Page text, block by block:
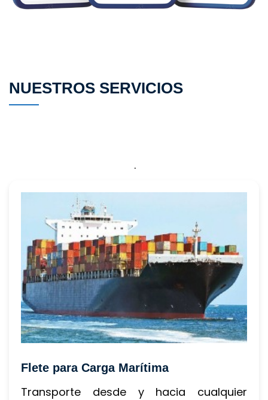
NUESTROS SERVICIOS
.
Flete para Carga Marítima
Transporte desde y hacia cualquier